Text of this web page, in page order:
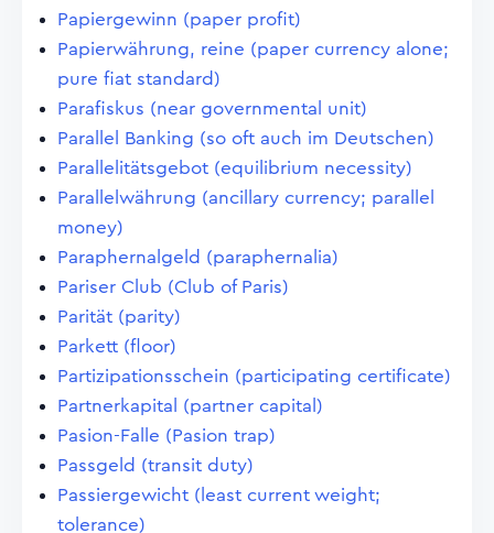
Papiergewinn (paper profit)
Papierwährung, reine (paper currency alone;
pure fiat standard)
Parafiskus (near governmental unit)
Parallel Banking (so oft auch im Deutschen)
Parallelitätsgebot (equilibrium necessity)
Parallelwährung (ancillary currency; parallel
money)
Paraphernalgeld (paraphernalia)
Pariser Club (Club of Paris)
Parität (parity)
Parkett (floor)
Partizipationsschein (participating certificate)
Partnerkapital (partner capital)
Pasion-Falle (Pasion trap)
Passgeld (transit duty)
Passiergewicht (least current weight;
tolerance)